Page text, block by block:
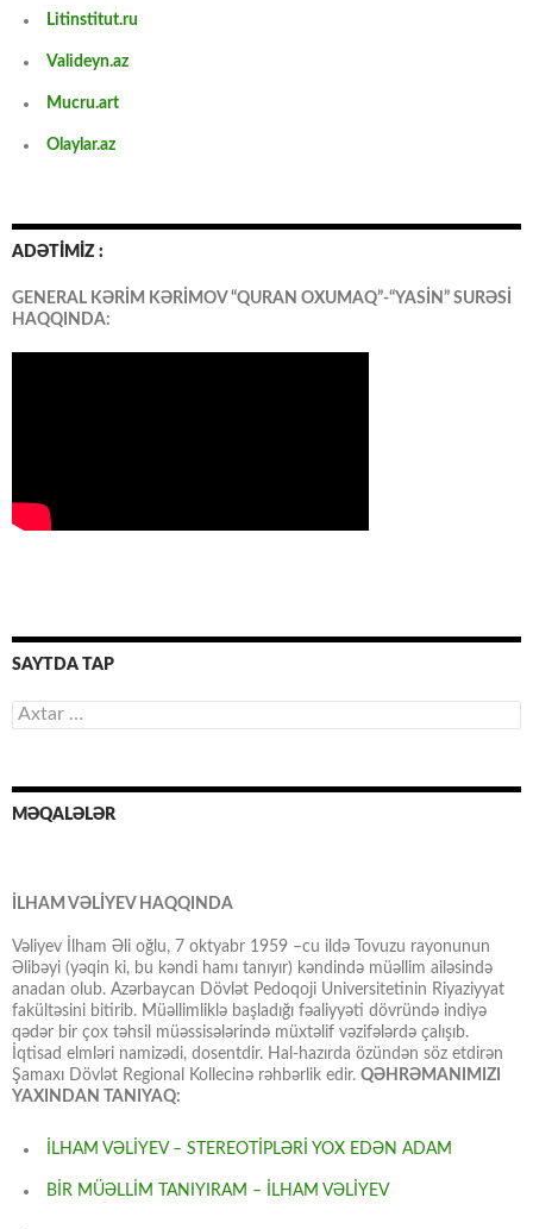
Litinstitut.ru
Valideyn.az
Mucru.art
Olaylar.az
ADƏTİMİZ :
GENERAL KƏRİM KƏRİMOV “QURAN OXUMAQ”-“YASİN” SURƏSİ
HAQQINDA:
SAYTDA TAP
Axtarış:
MƏQALƏLƏR
İLHAM VƏLİYEV HAQQINDA
Vəliyev İlham Əli oğlu, 7 oktyabr 1959 –cu ildə Tovuzu rayonunun
Əlibəyi (yəqin ki, bu kəndi hamı tanıyır) kəndində müəllim ailəsində
anadan olub. Azərbaycan Dövlət Pedoqoji Universitetinin Riyaziyyat
fakültəsini bitirib. Müəllimliklə başladığı fəaliyyəti dövründə indiyə
qədər bir çox təhsil müəssisələrində müxtəlif vəzifələrdə çalışıb.
İqtisad elmləri namizədi, dosentdir. Hal-hazırda özündən söz etdirən
Şamaxı Dövlət Regional Kollecinə rəhbərlik edir. QƏHRƏMANIMIZI
YAXINDAN TANIYAQ:
İLHAM VƏLİYEV – STEREOTİPLƏRİ YOX EDƏN ADAM
BİR MÜƏLLİM TANIYIRAM – İLHAM VƏLİYEV